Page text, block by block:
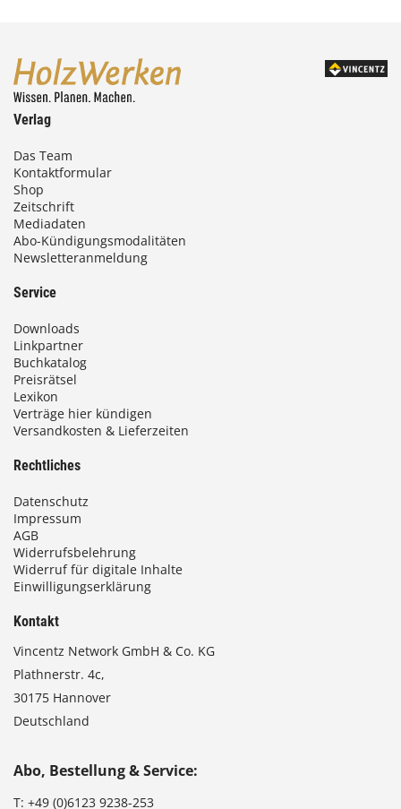
Verlag
Das Team
Kontaktformular
Shop
Zeitschrift
Mediadaten
Abo-Kündigungsmodalitäten
Newsletteranmeldung
Service
Downloads
Linkpartner
Buchkatalog
Preisrätsel
Lexikon
Verträge hier kündigen
Versandkosten & Lieferzeiten
Rechtliches
Datenschutz
Impressum
AGB
Widerrufsbelehrung
Widerruf für digitale Inhalte
Einwilligungserklärung
Kontakt
Vincentz Network GmbH & Co. KG
Plathnerstr. 4c,
30175 Hannover
Deutschland
Abo, Bestellung & Service:
T: +49 (0)6123 9238-253